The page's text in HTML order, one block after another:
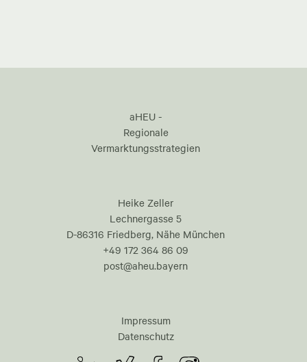
aHEU -
Regionale
Vermarktungsstrategien
Heike Zeller
Lechnergasse 5
D-86316 Friedberg, Nähe München
+49 172 364 86 09
post@aheu.bayern
Impressum
Datenschutz